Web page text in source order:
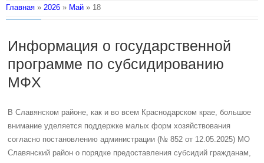
Главная » 2026 » Май » 18
Информация о государственной
программе по субсидированию
МФХ
В Славянском районе, как и во всем Краснодарском крае, большое
внимание уделяется поддержке малых форм хозяйствования
согласно постановлению администрации (№ 852 от 12.05.2025) МО
Славянский район о порядке предоставления субсидий гражданам,